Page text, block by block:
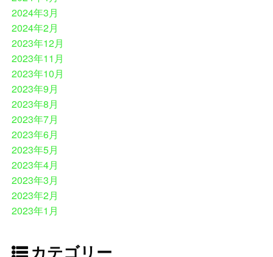
2024年3月
2024年2月
2023年12月
2023年11月
2023年10月
2023年9月
2023年8月
2023年7月
2023年6月
2023年5月
2023年4月
2023年3月
2023年2月
2023年1月
カテゴリー